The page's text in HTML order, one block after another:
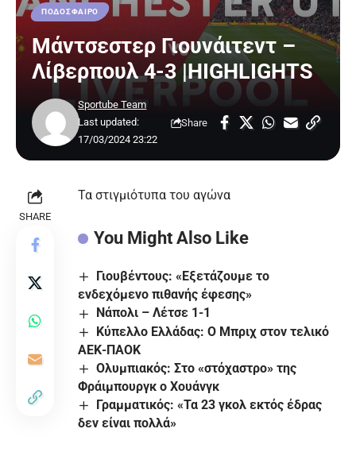
ΠΟΔΟΣΦΑΙΡΟ
Μάντσεστερ Γιουνάιτεντ –
Λίβερπουλ 4-3 |HIGHLIGHTS
Last updated:
17/03/2024 23:22
Sportube Team
Share
SHARE
Τα στιγμιότυπα του αγώνα
You Might Also Like
Γιουβέντους: «Εξετάζουμε το
ενδεχόμενο πιθανής έφεσης»
Νάπολι – Λέτσε 1-1
Κύπελλο Ελλάδας: Ο Μπριχ στον τελικό
ΑΕΚ-ΠΑΟΚ
Ολυμπιακός: Στο «στόχαστρο» της
Φράιμπουργκ ο Χουάνγκ
Γραμματικός: «Τα 23 γκολ εκτός έδρας
δεν είναι πολλά»